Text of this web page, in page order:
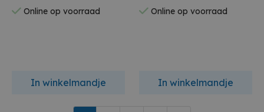
Online op voorraad
In winkelmandje
Online op voorraad
In winkelmandje